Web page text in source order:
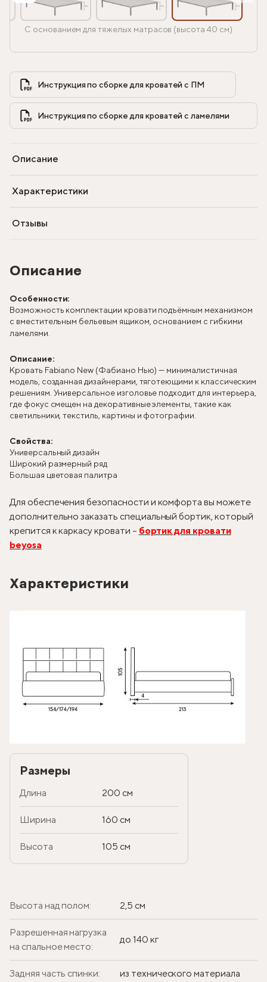
Описание
Особенности:
Возможность комплектации кровати подъёмным механизмом
с вместительным бельевым ящиком, основанием с гибкими
ламелями.
Описание:
Кровать Fabiano New (Фабиано Нью) — минималистичная
модель, созданная дизайнерами, тяготеющими к классическим
решениям. Универсальное изголовье подходит для интерьера,
где фокус смещен на декоративные элементы, такие как
светильники, текстиль, картины и фотографии.
Свойства:
Универсальный дизайн
Широкий размерный ряд
Большая цветовая палитра
Для обеспечения безопасности и комфорта вы можете
дополнительно заказать специальный бортик, который
крепится к каркасу кровати – бортик для кровати
beyosa
Характеристики
Размеры
Длина 200 см
Ширина 160 см
Высота 105 см
Высота над полом: 2,5 см
Разрешенная нагрузка
на спальное место:
до 140 кг
Задняя часть спинки: из технического материала
С основанием для тяжелых матрасов (высота 40 см)
Инструкция по сборке для кроватей с ПМ
Описание
Характеристики
Отзывы